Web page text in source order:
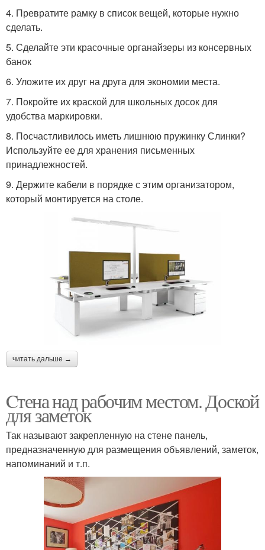
4. Превратите рамку в список вещей, которые нужно
сделать.
5. Сделайте эти красочные органайзеры из консервных
банок
6. Уложите их друг на друга для экономии места.
7. Покройте их краской для школьных досок для
удобства маркировки.
8. Посчастливилось иметь лишнюю пружинку Слинки?
Используйте ее для хранения письменных
принадлежностей.
9. Держите кабели в порядке с этим организатором,
который монтируется на столе.
читать дальше →
Cтена над рабочим местом. Доской
для заметок
Так называют закрепленную на стене панель,
предназначенную для размещения объявлений, заметок,
напоминаний и т.п.